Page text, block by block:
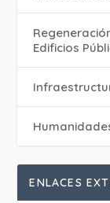
Edificios
ENLACES